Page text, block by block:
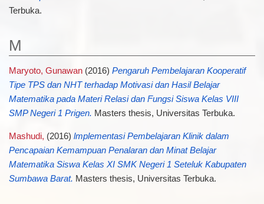
Terbuka.
M
Maryoto, Gunawan(2016) Pengaruh Pembelajaran Kooperatif
Tipe TPS dan NHT terhadap Motivasi dan Hasil Belajar
Matematika pada Materi Relasi dan Fungsi Siswa Kelas VIII
SMP Negeri 1 Prigen. Masters thesis, Universitas Terbuka.
Mashudi, (2016) lmplementasi Pembelajaran Klinik dalam
Pencapaian Kemampuan Penalaran dan Minat Belajar
Matematika Siswa Kelas XI SMK Negeri 1 Seteluk Kabupaten
Sumbawa Barat. Masters thesis, Universitas Terbuka.